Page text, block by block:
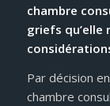
chambre
griefs
Par décision
chambre